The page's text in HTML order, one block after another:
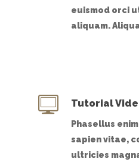
euismod orci
aliquam.
Tutorial
Phasellus
sapien vitae,
ultricies